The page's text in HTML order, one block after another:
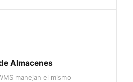
Almacenes
manejan el mismo